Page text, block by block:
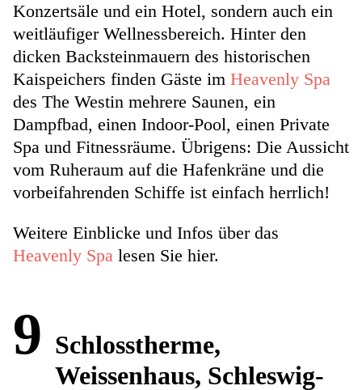
Konzertsäle und ein Hotel, sondern auch ein
weitläufiger Wellnessbereich. Hinter den
dicken Backsteinmauern des historischen
Kaispeichers finden Gäste im Heavenly Spa
des The Westin mehrere Saunen, ein
Dampfbad, einen Indoor-Pool, einen Private
Spa und Fitnessräume. Übrigens: Die Aussicht
vom Ruheraum auf die Hafenkräne und die
vorbeifahrenden Schiffe ist einfach herrlich!
Weitere Einblicke und Infos über das
Heavenly Spa lesen Sie hier.
9 Schlosstherme,
Weissenhaus, Schleswig-